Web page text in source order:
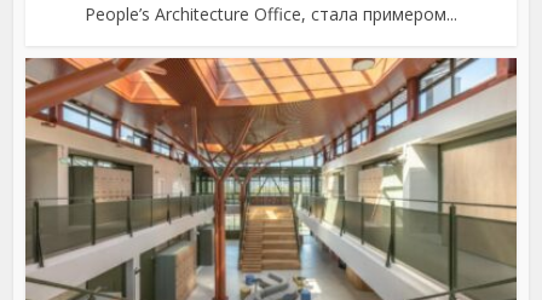
People’s Architecture Office, стала примером...